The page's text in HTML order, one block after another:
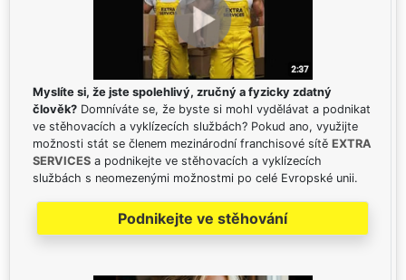
Myslíte si, že jste spolehlivý, zručný a fyzicky zdatný
člověk? Domníváte se, že byste si mohl vydělávat a podnikat
ve stěhovacích a vyklízecích službách? Pokud ano, využijte
možnosti stát se členem mezinárodní franchisové sítě EXTRA
SERVICES a podnikejte ve stěhovacích a vyklízecích
službách s neomezenými možnostmi po celé Evropské unii.
Podnikejte ve stěhování